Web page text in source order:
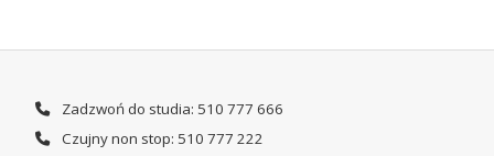
Zadzwoń do studia: 510 777 666
Czujny non stop: 510 777 222